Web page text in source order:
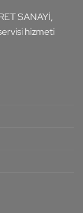
SANAYİ,
hizmeti